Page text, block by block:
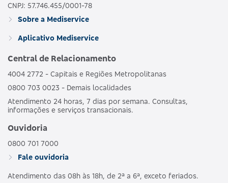
CNPJ: 57.746.455/0001-78
Sobre a Mediservice
Aplicativo Mediservice
Central de Relacionamento
4004 2772 - Capitais e Regiões Metropolitanas
0800 703 0023 - Demais localidades
Atendimento 24 horas, 7 dias por semana. Consultas,
informações e serviços transacionais.
Ouvidoria
0800 701 7000
Fale ouvidoria
Atendimento das 08h às 18h, de 2ª a 6ª, exceto feriados.